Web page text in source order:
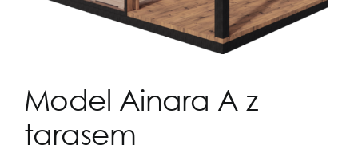
Model Ainara A z
tarasem